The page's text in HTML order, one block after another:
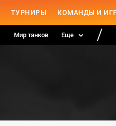
ТУРНИРЫ КОМАНДЫ И
Мир танков Еще